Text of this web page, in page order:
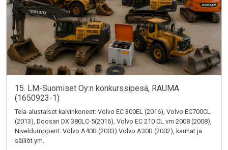
15. LM-Suomiset Oy:n konkurssipesä, RAUMA
(1650923-1)
Tela-alustaiset kaivinkoneet: Volvo EC 300EL (2016), Volvo EC700CL
(2013), Doosan DX 380LC-5(2016), Volvo EC 210 CL vm 2008 (2008),
Niveldumpperit: Volvo A40D (2003) Volvo A30D (2002), kauhat ja
säiliöt ym.